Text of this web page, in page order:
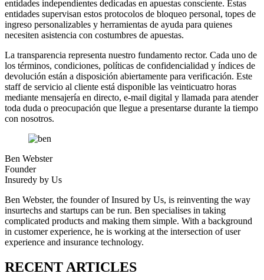
entidades independientes dedicadas en apuestas consciente. Estas
entidades supervisan estos protocolos de bloqueo personal, topes de
ingreso personalizables y herramientas de ayuda para quienes
necesiten asistencia con costumbres de apuestas.
La transparencia representa nuestro fundamento rector. Cada uno de
los términos, condiciones, políticas de confidencialidad y índices de
devolución están a disposición abiertamente para verificación. Este
staff de servicio al cliente está disponible las veinticuatro horas
mediante mensajería en directo, e-mail digital y llamada para atender
toda duda o preocupación que llegue a presentarse durante la tiempo
con nosotros.
Ben Webster
Founder
Insuredy by Us
Ben Webster, the founder of Insured by Us, is reinventing the way
insurtechs and startups can be run. Ben specialises in taking
complicated products and making them simple. With a background
in customer experience, he is working at the intersection of user
experience and insurance technology.
RECENT ARTICLES